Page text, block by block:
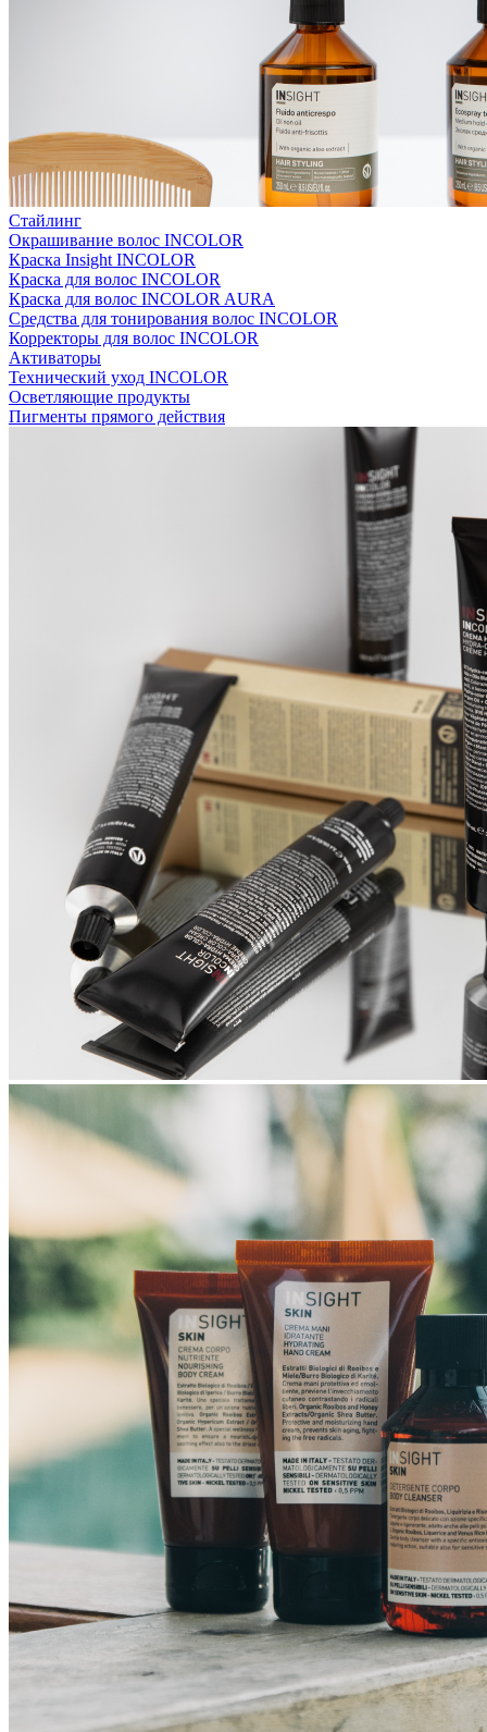
Стайлинг
Окрашивание волос INCOLOR
Краска Insight INCOLOR
Краска для волос INCOLOR
Краска для волос INCOLOR AURA
Средства для тонирования волос INCOLOR
Корректоры для волос INCOLOR
Активаторы
Технический уход INCOLOR
Осветляющие продукты
Пигменты прямого действия